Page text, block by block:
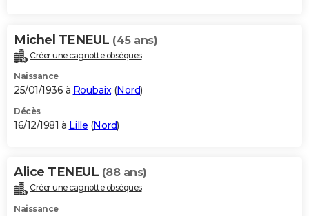
Michel TENEUL (45 ans)
Créer une cagnotte obsèques
Naissance
25/01/1936 à Roubaix(Nord)
Décès
16/12/1981 à Lille (Nord)
Alice TENEUL (88 ans)
Créer une cagnotte obsèques
Naissance